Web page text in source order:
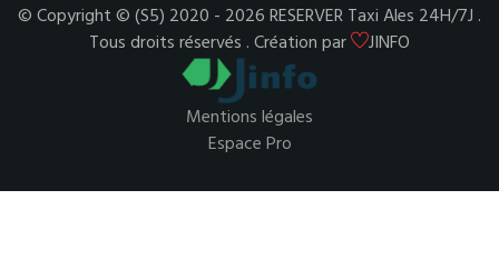
© Copyright © (S5) 2020 - 2026 RESERVER Taxi Ales 24H/7J .
Tous droits réservés . Création par
JINFO
Mentions légales
Espace Pro